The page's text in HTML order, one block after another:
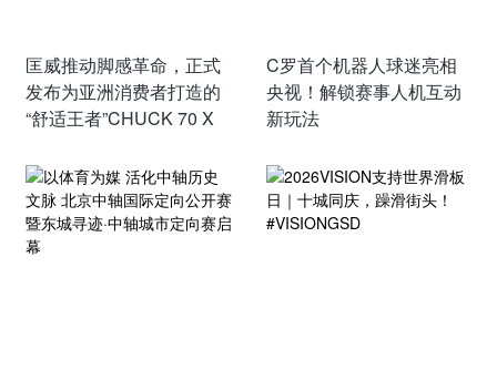
匡威推动脚感革命，正式
发布为亚洲消费者打造的
“舒适王者”CHUCK 70 X
C罗首个机器人球迷亮相
央视！解锁赛事人机互动
新玩法